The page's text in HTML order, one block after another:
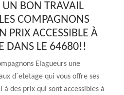
BON TRAVAIL
COMPAGNONS
PRIX ACCESSIBLE À
DANS LE 64680!!
Elagueurs une
d`etetage qui vous offre ses
à des prix qui sont accessibles à